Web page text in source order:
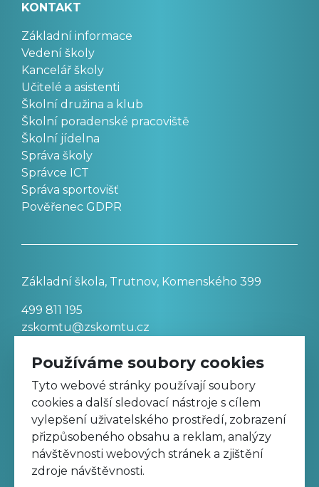
KONTAKT
Základní informace
Vedení školy
Kancelář školy
Učitelé a asistenti
Školní družina a klub
Školní poradenské pracoviště
Školní jídelna
Správa školy
Správce ICT
Správa sportovišť
Pověřenec GDPR
Základní škola, Trutnov, Komenského 399
499 811 195
zskomtu@zskomtu.cz
Prohlášení o přístupnosti stránek
Nastavení cookies
Sledujte nás na Facebooku
Používáme soubory cookies
Tyto webové stránky používají soubory
cookies a další sledovací nástroje s cílem
vylepšení uživatelského prostředí, zobrazení
přizpůsobeného obsahu a reklam, analýzy
návštěvnosti webových stránek a zjištění
zdroje návštěvnosti.